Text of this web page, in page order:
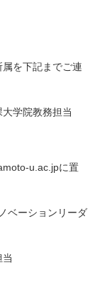
属を下記までご連
院教務担当
u.ac.jpに置
ベーションリーダ